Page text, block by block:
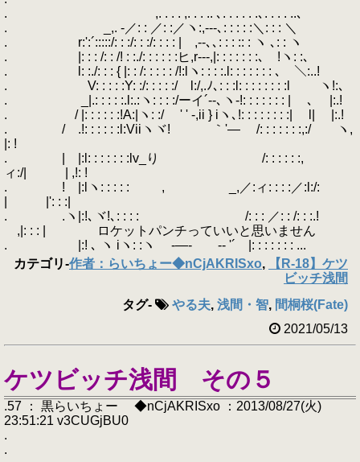
. ,. . . . ,. . . .. ､. . . . . .､. . . . ..､
. _,. -／: : ／: :／ヽ:,---､: : : : :＼: : : ＼
. r:':´:::::/: : :/: : :/: : : : | ,--､､: : : :: : ヽ ､: : ヽ
. |: : : /: : /! : :./: : : : : :ヒ,r---,|: : : : : : :､ !ヽ: :､
. l: :./: : : { |: : /: : : : : /!:lヽ: : : :.l: : : : : : : ､ ＼:..!
. V: : : : :Y: :/: : : : :/ l:/,.ﾉ､: : :l: : : : : : : :l ヽ!:､
. _|.: : : : :.l:.:ヽ: : : :/ーイ´--､ヽ-!: : : : : : : | ､ |:.!
. / |: : : : : :!A:|ヽ: :/ ' ' -,ii } iヽ､!: : : : : : : :| l| |:.!
. / .!: : : : : :l:Viiヽヾ! ｀'― /: : : : : : :,:/ ヽ,
|: !
. | |:l: : : : : : :lv_り /: : : : : :,
ィ:/| | ,!: !
. ! |:lヽ: : : : : ゝ , _,／:ィ: : : :／:l:/:
| |': : :|
. .ヽ|:!､ヾ!､: : : :ゝ /: : : ／: : /: : :.!
,|: : : | ロケットパンチっていいと思いません
. |:! ､ ヽ iヽ: :ヽ -―- -- '´ |: : : : : : : ...
カテゴリ-作者：らいちょー◆nCjAKRISxo,
【R-18】ケツ
ビッチ浅間
タグ- やる夫, 浅間・智, 間桐桜(Fate)
2021/05/13
ケツビッチ浅間 その５
.57 ： 黒らいちょー ◆nCjAKRISxo ：2013/08/27(火)
23:51:21 v3CUGjBU0
.
.